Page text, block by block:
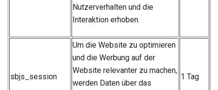
Nutzerverhalten und die
Interaktion erhoben.
sbjs_session
Um die Website zu optimieren
und die Werbung auf der
Website relevanter zu machen,
werden Daten über das
1 Tag